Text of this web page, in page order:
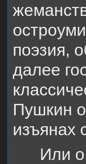
поэзия,
далее
Пушкин
изъянах
Или о